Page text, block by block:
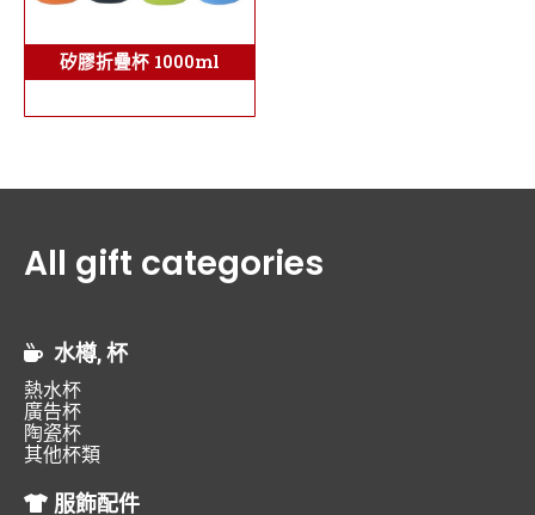
矽膠折疊杯 1000ml
All gift categories
水樽, 杯
熱水杯
廣告杯
陶瓷杯
其他杯類
服飾配件